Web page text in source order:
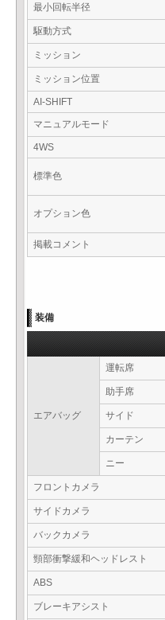
最小回転半径
駆動方式
ミッション
ミッション位置
AI-SHIFT
マニュアルモード
4WS
標準色
オプション色
掲載コメント
装備
エアバッグ
運転席
助手席
サイド
カーテン
ニー
フロントカメラ
サイドカメラ
バックカメラ
頸部衝撃緩和ヘッドレスト
ABS
ブレーキアシスト